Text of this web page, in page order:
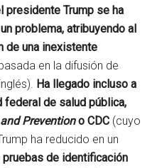
presidente Trump se ha
problema, atribuyendo al
de una inexistente
en la difusión de
Ha llegado incluso a
federal de salud pública,
Preventiono CDC (cuyo
ha reducido en un
de identificación